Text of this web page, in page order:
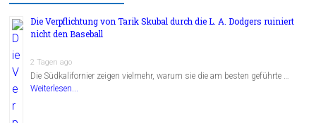
Die Verpflichtung von Tarik Skubal durch die L. A. Dodgers ruiniert
nicht den Baseball
2 Tagen ago
Die Südkalifornier zeigen vielmehr, warum sie die am besten geführte …
Weiterlesen...